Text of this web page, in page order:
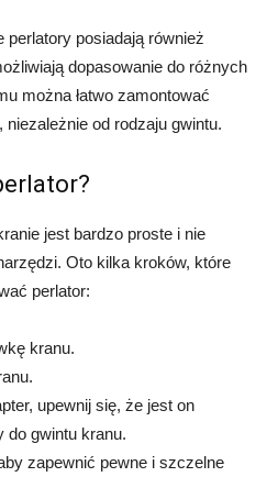
posiadają również
dopasowanie do różnych
można łatwo zamontować
od rodzaju gwintu.
jest bardzo proste i nie
Oto kilka kroków, które
perlator:
kranu.
upewnij się, że jest on
do gwintu kranu.
zapewnić pewne i szczelne